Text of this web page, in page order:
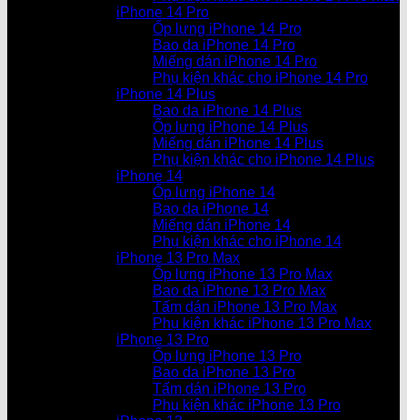
iPhone 14 Pro
Ốp lưng iPhone 14 Pro
Bao da iPhone 14 Pro
Miếng dán iPhone 14 Pro
Phụ kiện khác cho iPhone 14 Pro
iPhone 14 Plus
Bao da iPhone 14 Plus
Ốp lưng iPhone 14 Plus
Miếng dán iPhone 14 Plus
Phụ kiện khác cho iPhone 14 Plus
iPhone 14
Ốp lưng iPhone 14
Bao da iPhone 14
Miếng dán iPhone 14
Phụ kiện khác cho iPhone 14
iPhone 13 Pro Max
Ốp lưng iPhone 13 Pro Max
Bao da iPhone 13 Pro Max
Tấm dán iPhone 13 Pro Max
Phụ kiện khác iPhone 13 Pro Max
iPhone 13 Pro
Ốp lưng iPhone 13 Pro
Bao da iPhone 13 Pro
Tấm dán iPhone 13 Pro
Phụ kiện khác iPhone 13 Pro